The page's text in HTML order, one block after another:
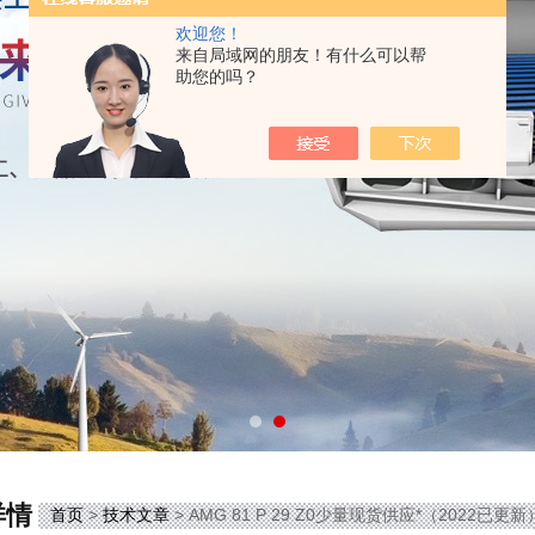
欢迎您！
来自局域网的朋友！有什么可以帮
助您的吗？
情 首页>技术文章> AMG 81 P 29 Z0少量现货供应*（2022已更新